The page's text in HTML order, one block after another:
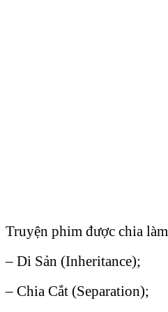
Truyện phim được chia
– Di Sản (Inheritance);
– Chia Cắt (Separation);